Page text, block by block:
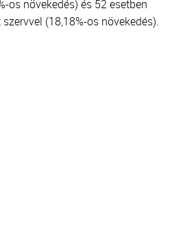
os növekedés) és 52 esetben
(18,18%-os növekedés).